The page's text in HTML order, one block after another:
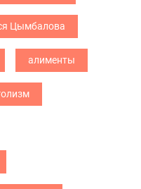
Цымбалова
алименты